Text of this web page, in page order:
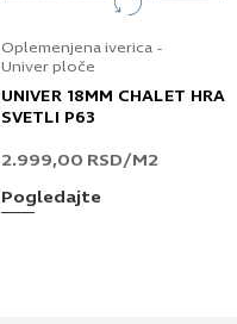
Oplemenjena iverica -
Univer ploče
UNIVER 18MM CHALET
SVETLI P63
2.999,00 RSD/M2
Pogledajte